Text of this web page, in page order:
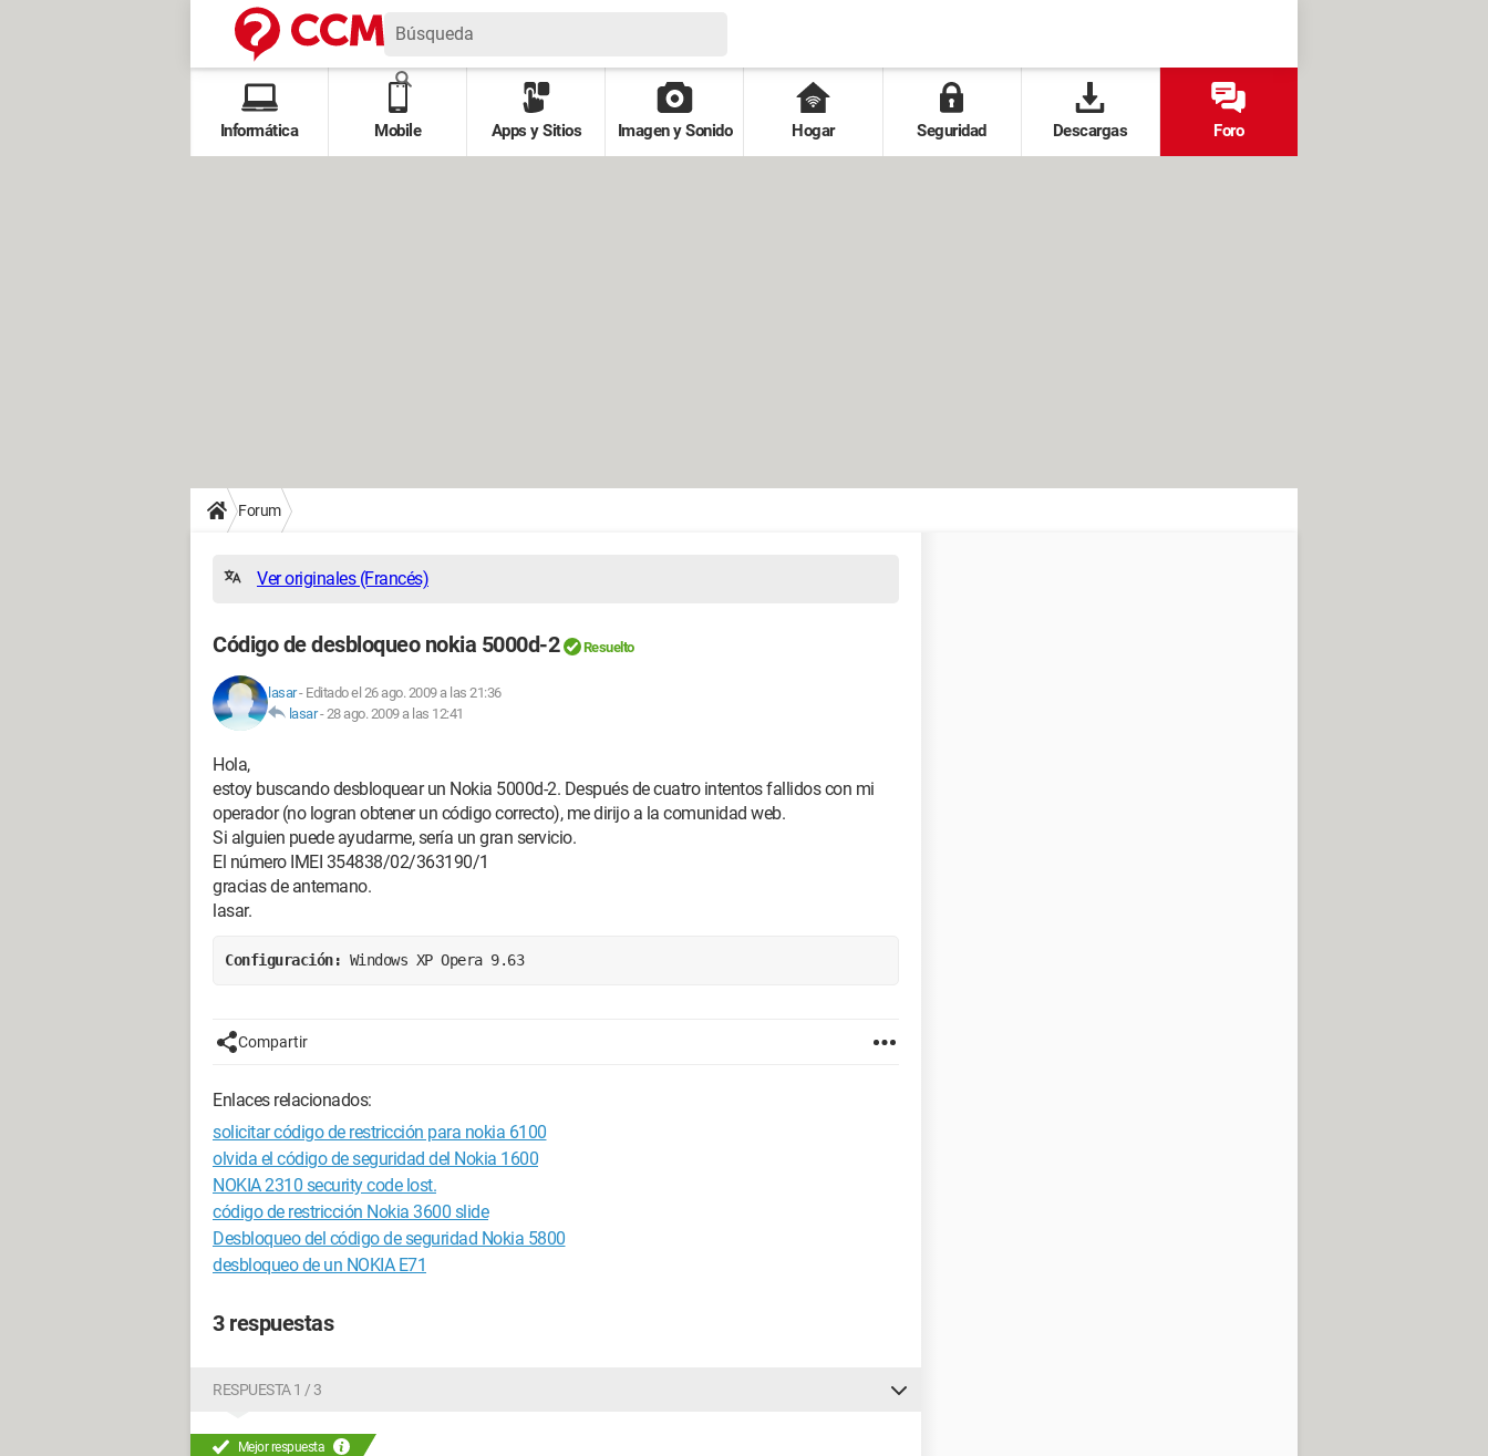
Informática Mobile Apps y Sitios Imagen y Sonido Hogar Seguridad Descargas Foro
Forum
Ver originales (Francés)
Código de desbloqueo nokia 5000d-2 Resuelto
lasar- Editado el 26 ago. 2009 a las 21:36
lasar-28 ago. 2009 a las 12:41
Hola,
estoy buscando desbloquear un Nokia 5000d-2. Después de cuatro intentos fallidos con mi
operador (no logran obtener un código correcto), me dirijo a la comunidad web.
Si alguien puede ayudarme, sería un gran servicio.
El número IMEI 354838/02/363190/1
gracias de antemano.
lasar.
Configuración: Windows XP Opera 9.63
Compartir
Enlaces relacionados:
solicitar código de restricción para nokia 6100
olvida el código de seguridad del Nokia 1600
NOKIA 2310 security code lost.
código de restricción Nokia 3600 slide
Desbloqueo del código de seguridad Nokia 5800
desbloqueo de un NOKIA E71
3 respuestas
RESPUESTA 1 / 3
Mejor respuesta